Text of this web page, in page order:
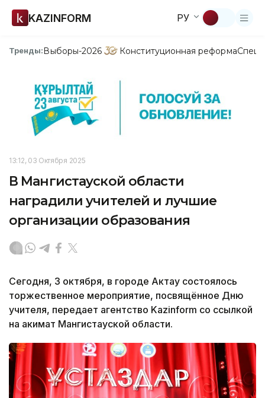
KAZINFORM РУ
Тренды:Выборы-2026 Конституционная реформа
13:12, 03 Октября 2025
В Мангистауской области
наградили учителей и лучшие
организации образования
Сегодня, 3 октября, в городе Актау состоялось
торжественное мероприятие, посвящённое Дню
учителя, передает агентство Kazinform со ссылкой
на акимат Мангистауской области.